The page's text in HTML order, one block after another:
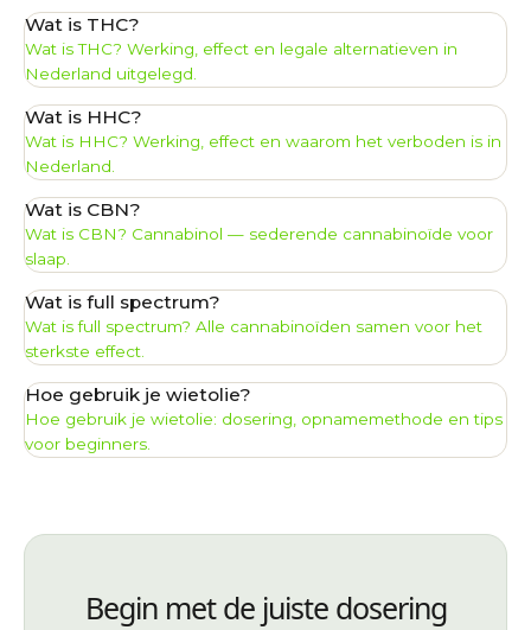
Wat is THC?
Wat is THC? Werking, effect en legale alternatieven in
Nederland uitgelegd.
Wat is HHC?
Wat is HHC? Werking, effect en waarom het verboden is in
Nederland.
Wat is CBN?
Wat is CBN? Cannabinol — sederende cannabinoïde voor
slaap.
Wat is full spectrum?
Wat is full spectrum? Alle cannabinoïden samen voor het
sterkste effect.
Hoe gebruik je wietolie?
Hoe gebruik je wietolie: dosering, opnamemethode en tips
voor beginners.
Begin met de juiste dosering